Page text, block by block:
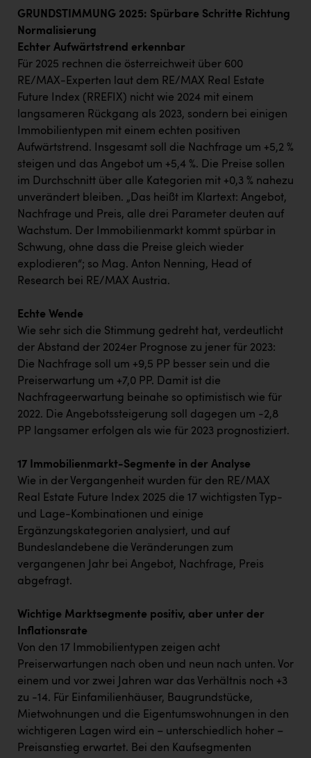
GRUNDSTIMMUNG 2025: Spürbare Schritte Richtung
Normalisierung
Echter Aufwärtstrend erkennbar
Für 2025 rechnen die österreichweit über 600
RE/MAX-Experten laut dem RE/MAX Real Estate
Future Index (RREFIX) nicht wie 2024 mit einem
langsameren Rückgang als 2023, sondern bei einigen
Immobilientypen mit einem echten positiven
Aufwärtstrend. Insgesamt soll die Nachfrage um +5,2 %
steigen und das Angebot um +5,4 %. Die Preise sollen
im Durchschnitt über alle Kategorien mit +0,3 % nahezu
unverändert bleiben. „Das heißt im Klartext: Angebot,
Nachfrage und Preis, alle drei Parameter deuten auf
Wachstum. Der Immobilienmarkt kommt spürbar in
Schwung, ohne dass die Preise gleich wieder
explodieren“; so Mag. Anton Nenning, Head of
Research bei RE/MAX Austria.
Echte Wende
Wie sehr sich die Stimmung gedreht hat, verdeutlicht
der Abstand der 2024er Prognose zu jener für 2023:
Die Nachfrage soll um +9,5 PP besser sein und die
Preiserwartung um +7,0 PP. Damit ist die
Nachfrageerwartung beinahe so optimistisch wie für
2022. Die Angebotssteigerung soll dagegen um -2,8
PP langsamer erfolgen als wie für 2023 prognostiziert.
17 Immobilienmarkt-Segmente in der Analyse
Wie in der Vergangenheit wurden für den RE/MAX
Real Estate Future Index 2025 die 17 wichtigsten Typ-
und Lage-Kombinationen und einige
Ergänzungskategorien analysiert, und auf
Bundeslandebene die Veränderungen zum
vergangenen Jahr bei Angebot, Nachfrage, Preis
abgefragt.
Wichtige Marktsegmente positiv, aber unter der
Inflationsrate
Von den 17 Immobilientypen zeigen acht
Preiserwartungen nach oben und neun nach unten. Vor
einem und vor zwei Jahren war das Verhältnis noch +3
zu -14. Für Einfamilienhäuser, Baugrundstücke,
Mietwohnungen und die Eigentumswohnungen in den
wichtigeren Lagen wird ein – unterschiedlich hoher –
Preisanstieg erwartet. Bei den Kaufsegmenten